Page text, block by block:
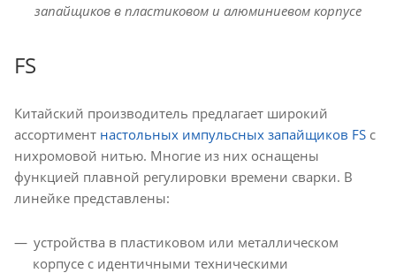
запайщиков в пластиковом и алюминиевом корпусе
FS
Китайский производитель предлагает широкий
ассортимент настольных импульсных запайщиков FS с
нихромовой нитью. Многие из них оснащены
функцией плавной регулировки времени сварки. В
линейке представлены:
устройства в пластиковом или металлическом
корпусе с идентичными техническими